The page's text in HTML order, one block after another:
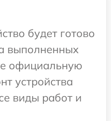
будет готово
выполненных
официальную
устройства
виды работ и